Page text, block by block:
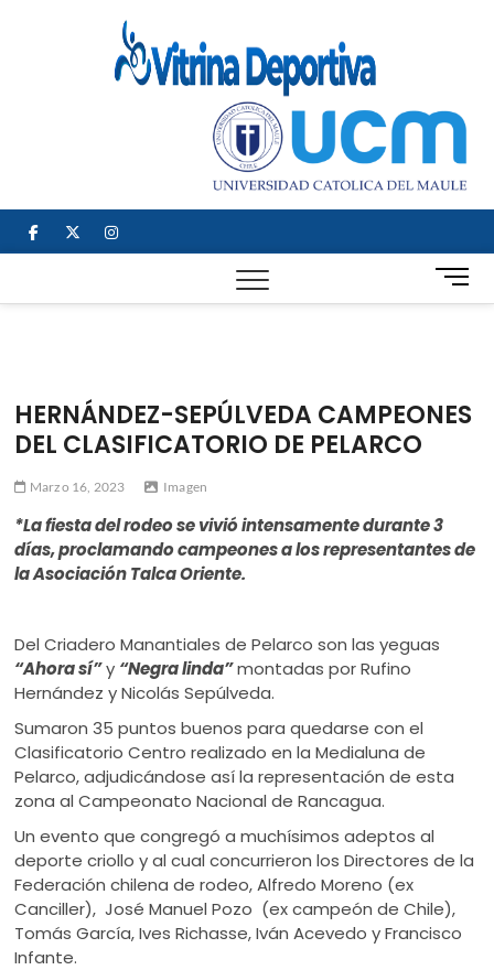
facebook
twitterinstagram
B
o
e
ú
HERNÁNDEZ-SEPÚLVEDA CAMPEONES
DEL CLASIFICATORIO DE PELARCO
Marzo 16, 2023 Imagen
*La fiesta del rodeo se vivió intensamente durante 3
días, proclamando campeones a los representantes de
la Asociación Talca Oriente.
Del Criadero Manantiales de Pelarco son las yeguas
“Ahora sí”y “Negra linda”montadas por Rufino
Hernández y Nicolás Sepúlveda.
Sumaron 35 puntos buenos para quedarse con el
Clasificatorio Centro realizado en la Medialuna de
Pelarco, adjudicándose así la representación de esta
zona al Campeonato Nacional de Rancagua.
Un evento que congregó a muchísimos adeptos al
deporte criollo y al cual concurrieron los Directores de la
Federación chilena de rodeo, Alfredo Moreno (ex
Canciller), José Manuel Pozo (ex campeón de Chile),
Tomás García, Ives Richasse, Iván Acevedo y Francisco
Infante.